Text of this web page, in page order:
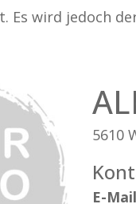
Es wird jedoch
5610
E-Mail